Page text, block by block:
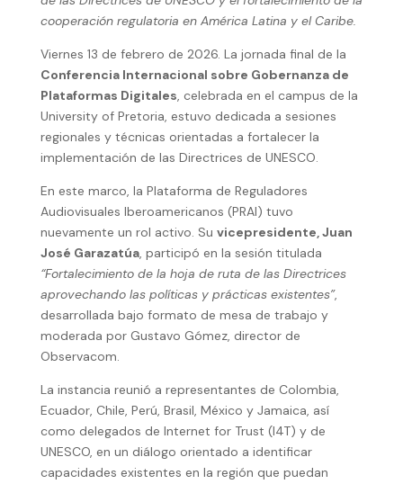
cooperación regulatoria en América Latina y el Caribe.
Viernes 13 de febrero de 2026. La jornada final de la
Conferencia Internacional sobre Gobernanza de
Plataformas Digitales, celebrada en el campus de la
University of Pretoria, estuvo dedicada a sesiones
regionales y técnicas orientadas a fortalecer la
implementación de las Directrices de UNESCO.
En este marco, la Plataforma de Reguladores
Audiovisuales Iberoamericanos (PRAI) tuvo
nuevamente un rol activo. Su vicepresidente, Juan
José Garazatúa, participó en la sesión titulada
“Fortalecimiento de la hoja de ruta de las Directrices
aprovechando las políticas y prácticas existentes”,
desarrollada bajo formato de mesa de trabajo y
moderada por Gustavo Gómez, director de
Observacom.
La instancia reunió a representantes de Colombia,
Ecuador, Chile, Perú, Brasil, México y Jamaica, así
como delegados de Internet for Trust (I4T) y de
UNESCO, en un diálogo orientado a identificar
capacidades existentes en la región que puedan